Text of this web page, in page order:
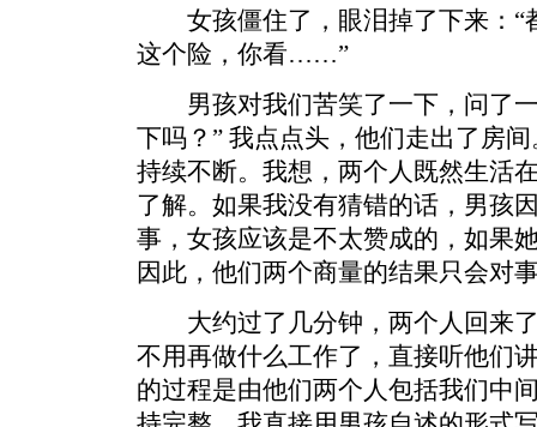
女孩僵住了，眼泪掉了下来：“
这个险，你看……”
男孩对我们苦笑了一下，问了一
下吗？” 我点点头，他们走出了房
持续不断。我想，两个人既然生活
了解。如果我没有猜错的话，男孩
事，女孩应该是不太赞成的，如果
因此，他们两个商量的结果只会对
大约过了几分钟，两个人回来了
不用再做什么工作了，直接听他们
的过程是由他们两个人包括我们中